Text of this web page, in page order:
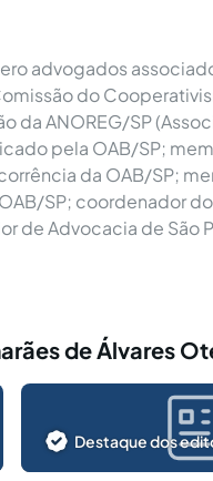
advogados
do
da ANOREG/SP
pela OAB/SP;
da OAB/SP;
SP; coordenador
de Advocacia de São
de Álvares
Destaque dos